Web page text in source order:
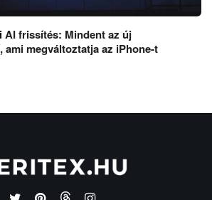
AI frissítés: Mindent az új
megváltoztatja az iPhone-t